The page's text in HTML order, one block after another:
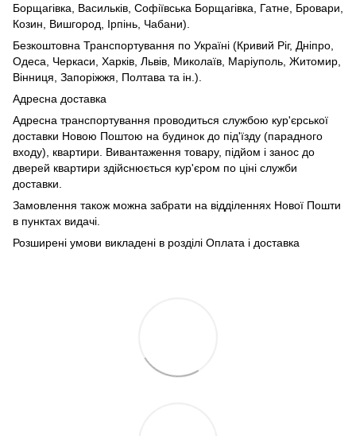
Борщагівка, Васильків, Софіївська Борщагівка, Гатне, Бровари,
Козин, Вишгород, Ірпінь, Чабани).
Безкоштовна Транспортування по Україні (Кривий Ріг, Дніпро,
Одеса, Черкаси, Харків, Львів, Миколаїв, Маріуполь, Житомир,
Вінниця, Запоріжжя, Полтава та ін.).
Адресна доставка
Адресна транспортування проводиться службою кур'єрської
доставки Новою Поштою на будинок до під'їзду (парадного
входу), квартири. Вивантаження товару, підйом і занос до
дверей квартири здійснюється кур'єром по ціні служби
доставки.
Замовлення також можна забрати на відділеннях Нової Пошти
в пунктах видачі.
Розширені умови викладені в розділі Оплата і доставка